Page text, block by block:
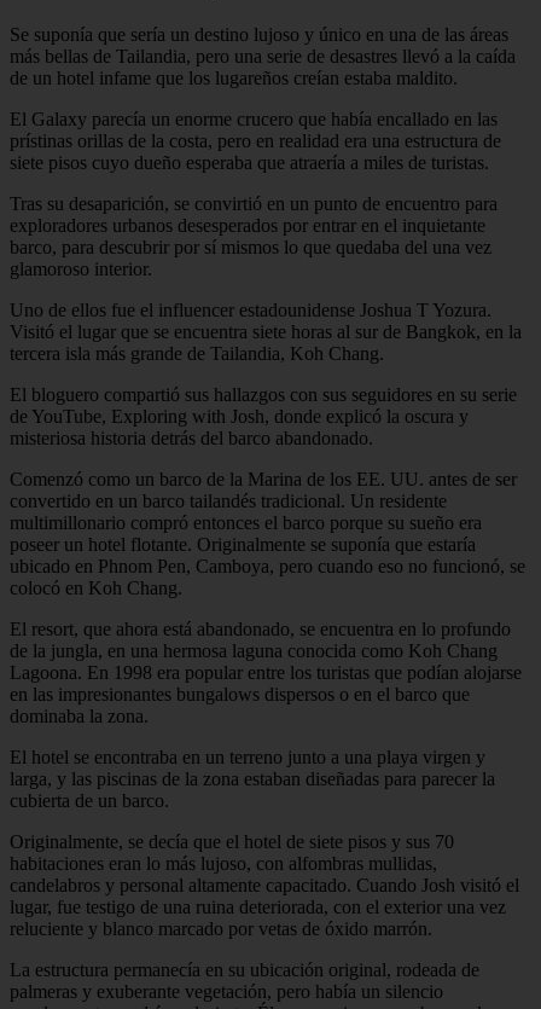
Se suponía que sería un destino lujoso y único en una de las áreas
más bellas de Tailandia, pero una serie de desastres llevó a la caída
de un hotel infame que los lugareños creían estaba maldito.
El Galaxy parecía un enorme crucero que había encallado en las
prístinas orillas de la costa, pero en realidad era una estructura de
siete pisos cuyo dueño esperaba que atraería a miles de turistas.
Tras su desaparición, se convirtió en un punto de encuentro para
exploradores urbanos desesperados por entrar en el inquietante
barco, para descubrir por sí mismos lo que quedaba del una vez
glamoroso interior.
Uno de ellos fue el influencer estadounidense Joshua T Yozura.
Visitó el lugar que se encuentra siete horas al sur de Bangkok, en la
tercera isla más grande de Tailandia, Koh Chang.
El bloguero compartió sus hallazgos con sus seguidores en su serie
de YouTube, Exploring with Josh, donde explicó la oscura y
misteriosa historia detrás del barco abandonado.
Comenzó como un barco de la Marina de los EE. UU. antes de ser
convertido en un barco tailandés tradicional. Un residente
multimillonario compró entonces el barco porque su sueño era
poseer un hotel flotante. Originalmente se suponía que estaría
ubicado en Phnom Pen, Camboya, pero cuando eso no funcionó, se
colocó en Koh Chang.
El resort, que ahora está abandonado, se encuentra en lo profundo
de la jungla, en una hermosa laguna conocida como Koh Chang
Lagoona. En 1998 era popular entre los turistas que podían alojarse
en las impresionantes bungalows dispersos o en el barco que
dominaba la zona.
El hotel se encontraba en un terreno junto a una playa virgen y
larga, y las piscinas de la zona estaban diseñadas para parecer la
cubierta de un barco.
Originalmente, se decía que el hotel de siete pisos y sus 70
habitaciones eran lo más lujoso, con alfombras mullidas,
candelabros y personal altamente capacitado. Cuando Josh visitó el
lugar, fue testigo de una ruina deteriorada, con el exterior una vez
reluciente y blanco marcado por vetas de óxido marrón.
La estructura permanecía en su ubicación original, rodeada de
palmeras y exuberante vegetación, pero había un silencio